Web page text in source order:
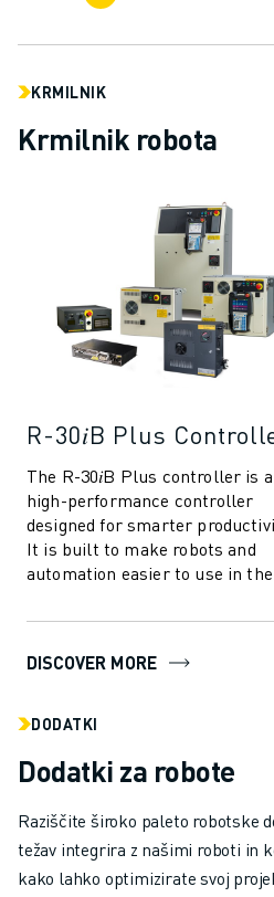
KRMILNIK
Krmilnik robota
R-30𝑖B Plus
The R-30𝑖B Plus controller is a
high-performance controller
designed for smarter
It is built to make robots and
automation easier to use in the
several in...
DISCOVER MORE
DODATKI
Dodatki za robote
Raziščite široko paleto robotske
težav integrira z našimi roboti in
kako lahko optimizirate svoj